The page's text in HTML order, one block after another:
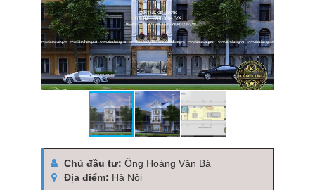
Chủ đầu tư: Ông Hoàng Văn Bá
Địa điểm: Hà Nội